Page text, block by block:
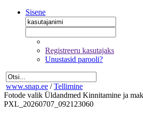
Sisene
Registreeru kasutajaks
Unustasid parooli?
www.snap.ee / Tellimine
Fotode valik Üldandmed Kinnitamine ja
PXL_20260707_092123060